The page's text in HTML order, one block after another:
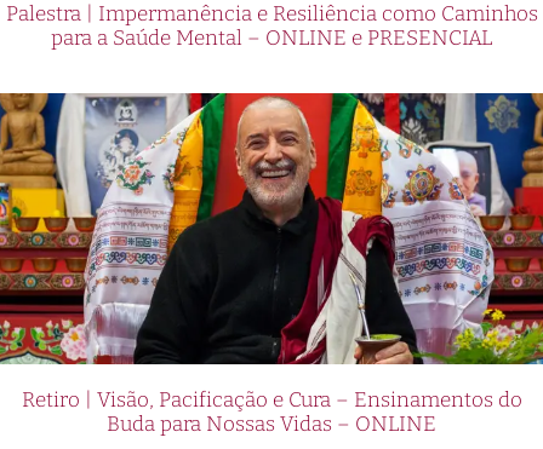
Palestra | Impermanência e Resiliência como Caminhos
para a Saúde Mental – ONLINE e PRESENCIAL
Retiro | Visão, Pacificação e Cura – Ensinamentos do
Buda para Nossas Vidas – ONLINE